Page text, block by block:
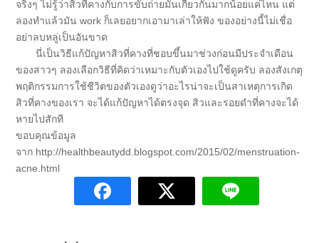
จริงๆ ไม่รู้ว่าสิวที่คางกับการขับถ่ายมันเกี่ยวกันมากน้อยแค่ไหน แต่
ลองทำแล้วมัน work ก็เลยอยากเอามาเล่าให้ฟัง ของอย่างนี้ไม่เชื่อ
อย่าลบหลู่เป็นอันขาด
นี่เป็นวิธีแก้ปัญหาสิวที่คางที่ชอบขึ้นมาช่วงก่อนมีประจำเดือน
ของสาวๆ ลองเลือกวิธีที่คิดว่าเหมาะกับตัวเองไปใช้ดูครับ ลองสังเกตุ
พฤติกรรมการใช้ชีวิตของตัวเองดูว่าอะไรน่าจะเป็นสาเหตุการเกิด
สิวที่คางของเรา จะได้แก้ปัญหาได้ตรงจุด สิวและรอยดำที่คางจะได้
หายไปสักที
ขอบคุณข้อมูล
จาก http://healthbeautydd.blogspot.com/2015/02/menstruation-
acne.html